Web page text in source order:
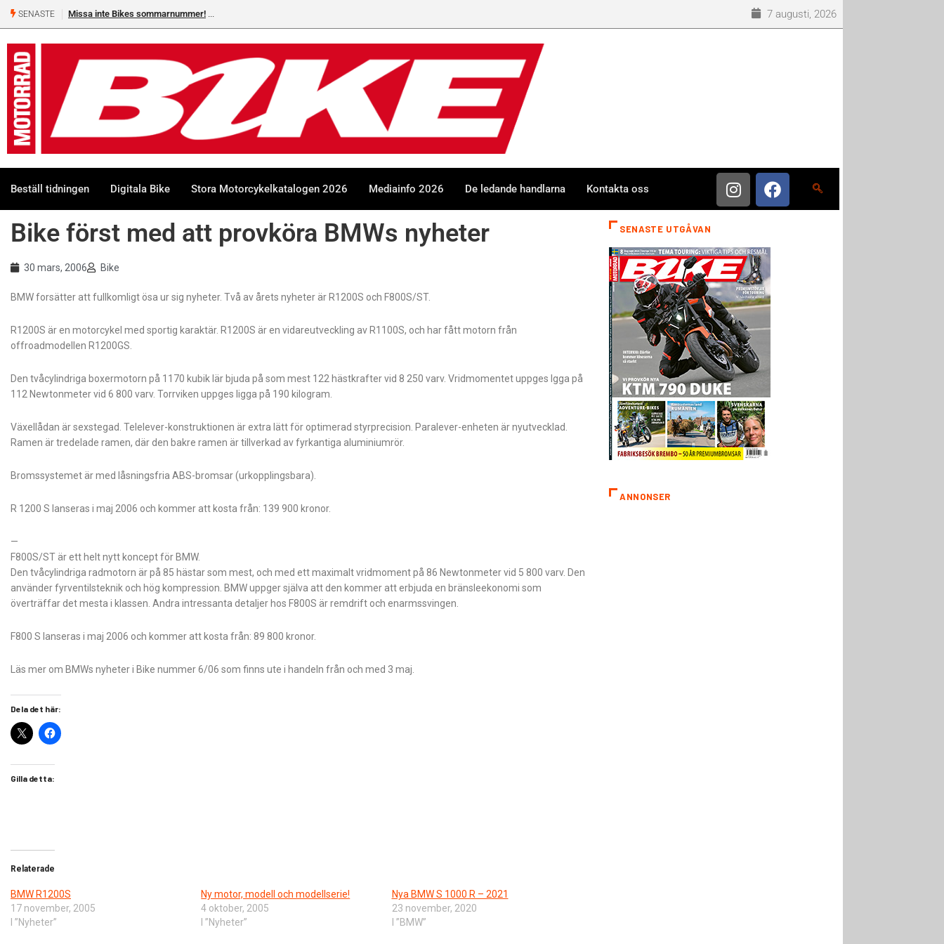
SENASTE Missa inte Bikes sommarnummer! 7 augusti, 2026
Beställ tidningen Digitala Bike Stora Motorcykelkatalogen 2026 Mediainfo 2026 De ledande handlarna Kontakta oss
Bike först med att provköra BMWs nyheter
30 mars, 2006 Bike
BMW forsätter att fullkomligt ösa ur sig nyheter. Två av årets nyheter är R1200S och F800S/ST.
R1200S är en motorcykel med sportig karaktär. R1200S är en vidareutveckling av R1100S, och har fått motorn från
offroadmodellen R1200GS.
Den tvåcylindriga boxermotorn på 1170 kubik lär bjuda på som mest 122 hästkrafter vid 8 250 varv. Vridmomentet uppges lgga på
112 Newtonmeter vid 6 800 varv. Torrviken uppges ligga på 190 kilogram.
Växellådan är sexstegad. Telelever-konstruktionen är extra lätt för optimerad styrprecision. Paralever-enheten är nyutvecklad.
Ramen är tredelade ramen, där den bakre ramen är tillverkad av fyrkantiga aluminiumrör.
Bromssystemet är med låsningsfria ABS-bromsar (urkopplingsbara).
R 1200 S lanseras i maj 2006 och kommer att kosta från: 139 900 kronor.
—
F800S/ST är ett helt nytt koncept för BMW.
Den tvåcylindriga radmotorn är på 85 hästar som mest, och med ett maximalt vridmoment på 86 Newtonmeter vid 5 800 varv. Den
använder fyrventilsteknik och hög kompression. BMW uppger själva att den kommer att erbjuda en bränsleekonomi som
överträffar det mesta i klassen. Andra intressanta detaljer hos F800S är remdrift och enarmssvingen.
F800 S lanseras i maj 2006 och kommer att kosta från: 89 800 kronor.
Läs mer om BMWs nyheter i Bike nummer 6/06 som finns ute i handeln från och med 3 maj.
Dela det här:
Gilla detta:
Relaterade
BMW R1200S
17 november, 2005
I ”Nyheter”
Ny motor, modell och modellserie!
4 oktober, 2005
I ”Nyheter”
Nya BMW S 1000 R – 2021
23 november, 2020
I ”BMW”
SENASTE UTGÅVAN
ANNONSER